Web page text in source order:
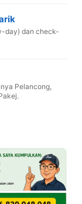
day) dan check-
Pelancong,